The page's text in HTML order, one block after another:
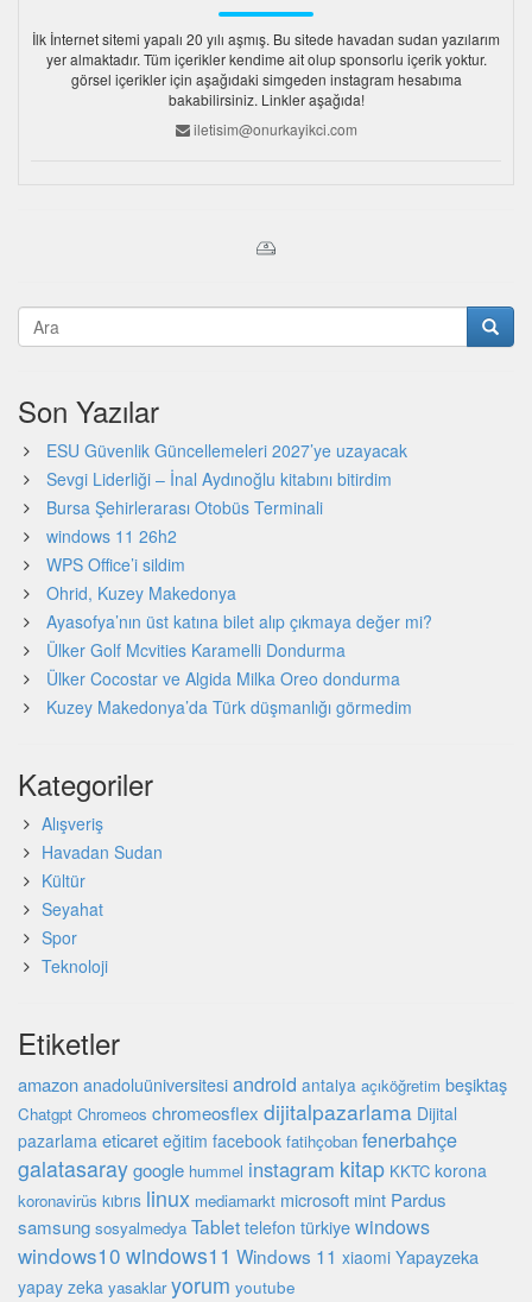
İlk İnternet sitemi yapalı 20 yılı aşmış. Bu sitede havadan sudan yazılarım
yer almaktadır. Tüm içerikler kendime ait olup sponsorlu içerik yoktur.
görsel içerikler için aşağıdaki simgeden instagram hesabıma
bakabilirsiniz. Linkler aşağıda!
iletisim@onurkayikci.com
Son Yazılar
ESU Güvenlik Güncellemeleri 2027’ye uzayacak
Sevgi Liderliği – İnal Aydınoğlu kitabını bitirdim
Bursa Şehirlerarası Otobüs Terminali
windows 11 26h2
WPS Office’i sildim
Ohrid, Kuzey Makedonya
Ayasofya’nın üst katına bilet alıp çıkmaya değer mi?
Ülker Golf Mcvities Karamelli Dondurma
Ülker Cocostar ve Algida Milka Oreo dondurma
Kuzey Makedonya’da Türk düşmanlığı görmedim
Kategoriler
Alışveriş
Havadan Sudan
Kültür
Seyahat
Spor
Teknoloji
Etiketler
amazon anadoluüniversitesi android antalya açıköğretim beşiktaş
Chatgpt Chromeos chromeosflex dijitalpazarlama Dijital
pazarlama eticaret eğitim facebook fatihçoban fenerbahçe
galatasaraygoogle hummel instagram kitap KKTC korona
koronavirüs kıbrıs linux mediamarkt microsoft mint Pardus
samsung sosyalmedya Tablet telefon türkiyewindows
windows10 windows11 Windows 11 xiaomi Yapayzeka
yapay zeka yasaklar yorum youtube